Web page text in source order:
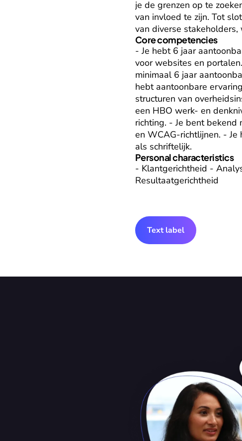
je de grenzen op te
van invloed te zijn. Tot
van diverse
Core competencies
- Je hebt 6 jaar
voor websites en
minimaal 6 jaar
hebt aantoonbare
structuren van
een HBO werk- en
richting. - Je bent
en WCAG-richtlijnen. -
als schriftelijk.
Personal characteristics
- Klantgerichtheid -
Resultaatgerichtheid
Text label